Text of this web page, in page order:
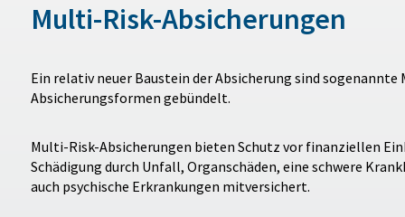
Multi-Risk-Absicherungen
Ein relativ neuer Baustein der Absicherung sind
Absicherungsformen gebündelt.
Multi-Risk-Absicherungen bieten Schutz vor finanziellen
Schädigung durch Unfall, Organschäden, eine schwere
auch psychische Erkrankungen mitversichert.